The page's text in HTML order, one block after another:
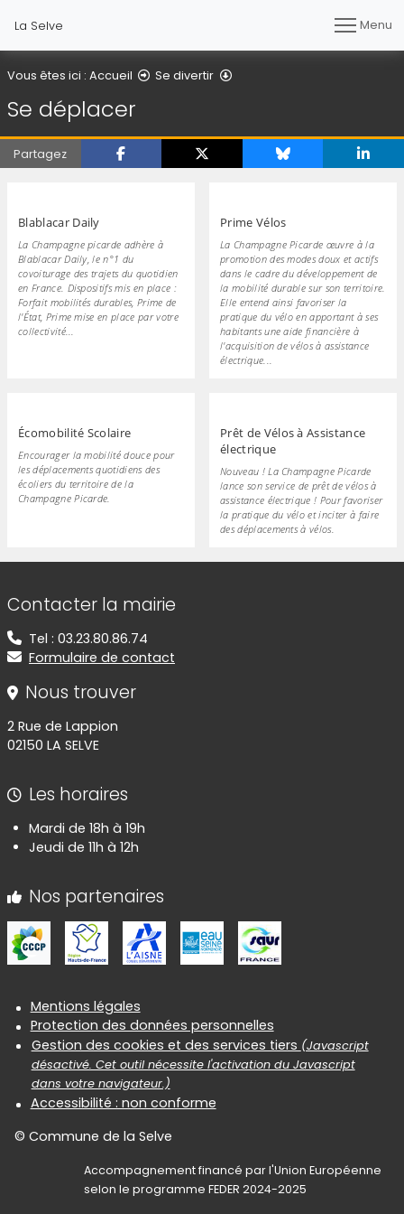
La Selve Menu
Vous êtes ici : Accueil Se divertir
Se déplacer
Partagez
Blablacar Daily
La Champagne picarde adhère à
Blablacar Daily, le n°1 du
covoiturage des trajets du quotidien
en France. Dispositifs mis en place :
Forfait mobilités durables, Prime de
l'État, Prime mise en place par votre
collectivité...
Prime Vélos
La Champagne Picarde œuvre à la
promotion des modes doux et actifs
dans le cadre du développement de
la mobilité durable sur son territoire.
Elle entend ainsi favoriser la
pratique du vélo en apportant à ses
habitants une aide financière à
l'acquisition de vélos à assistance
électrique...
Écomobilité Scolaire
Encourager la mobilité douce pour
les déplacements quotidiens des
écoliers du territoire de la
Champagne Picarde.
Prêt de Vélos à Assistance
électrique
Nouveau ! La Champagne Picarde
lance son service de prêt de vélos à
assistance électrique ! Pour favoriser
la pratique du vélo et inciter à faire
des déplacements à vélos.
Informations de contact
Contacter la mairie
Tel : 03.23.80.86.74
Formulaire de contact
Nous trouver
2 Rue de Lappion
02150 LA SELVE
Les horaires
Mardi de 18h à 19h
Jeudi de 11h à 12h
Nos partenaires
Informations réglementaires
Mentions légales
Protection des données personnelles
Gestion des cookies et des services tiers (Javascript
désactivé. Cet outil nécessite l'activation du Javascript
dans votre navigateur.)
Accessibilité : non conforme
© Commune de la Selve
Accompagnement financé par l'Union Européenne
selon le programme FEDER 2024-2025